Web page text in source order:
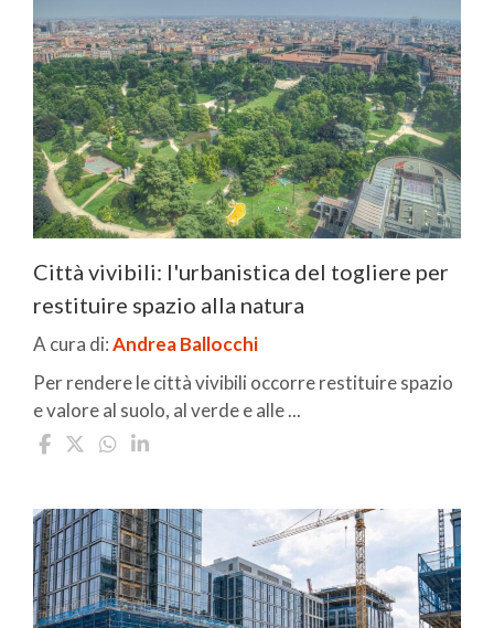
Città vivibili: l'urbanistica del togliere per
restituire spazio alla natura
A cura di:Andrea Ballocchi
Per rendere le città vivibili occorre restituire spazio
e valore al suolo, al verde e alle ...